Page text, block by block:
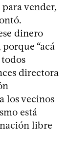
vender,
dinero
“acá
directora
los vecinos
está
libre